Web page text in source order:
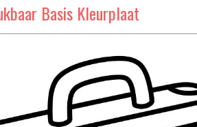
Basis Kleurplaat